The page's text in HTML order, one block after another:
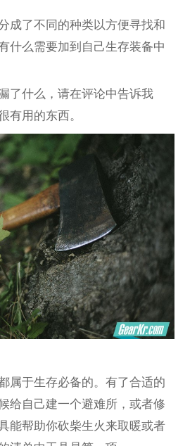
成了不同的种类以方便寻找和
什么需要加到自己生存装备中
了什么，请在评论中告诉我
有用的东西。
属于生存必备的。有了合适的
给自己建一个避难所，或者修
能帮助你砍柴生火来取暖或者